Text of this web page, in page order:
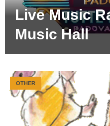
Live Music
Music Hall
OTHER